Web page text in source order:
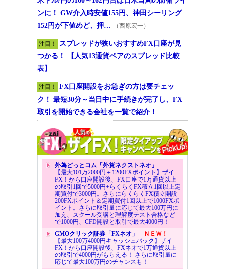
ンに！ GW介入時安値155円、神田シーリング
152円が下値めど、押…
（西原宏一）
注目！
スプレッドが狭いおすすめFX口座が見
つかる！ 【人気13通貨ペアのスプレッド比較
表】
注目！
FX口座開設をお急ぎの方は要チェッ
ク！ 最短30分～当日中に手続きが完了し、FX
取引を開始できる会社を一覧で紹介！
外為どっとコム「外貨ネクストネオ」
【最大101万2000円＋1200FXポイント】ザイ
FX！から口座開設後、FX口座で1万通貨以上
の取引1回で5000円+らくらくFX積立1回以上定
期買付で3000円。さらにらくらくFX積立開設
200FXポイント＆定期買付1回以上で1000FXポ
イント。さらに取引量に応じて最大100万円に
加え、スクール受講と理解度テスト合格など
で1000円、CFD開設と取引で最大4000円！
GMOクリック証券「FXネオ」
ＮＥＷ！
【最大100万4000円キャッシュバック】ザイ
FX！から口座開設後、FXネオで1万通貨以上
の取引で4000円がもらえる！ さらに取引量に
応じて最大100万円のチャンスも！